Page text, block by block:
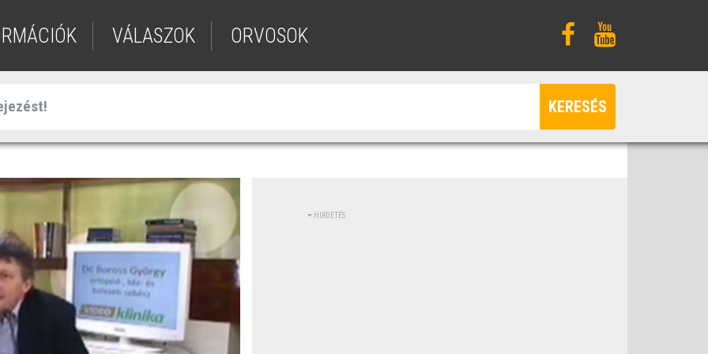
VÁLASZOK ORVOSOK
KERESÉS
HIRDETÉS